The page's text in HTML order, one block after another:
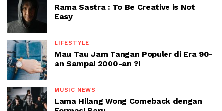
Rama Sastra : To Be Creative is Not
Easy
LIFESTYLE
Mau Tau Jam Tangan Populer di Era 90-
an Sampai 2000-an ?!
MUSIC NEWS
Lama Hilang Wong Comeback dengan